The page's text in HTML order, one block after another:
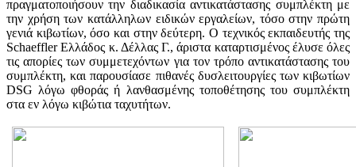
πραγματοποιήσουν την διαδικασία αντικατάστασης συμπλέκτη με
την χρήση των κατάλληλων ειδικών εργαλείων, τόσο στην πρώτη
γενιά κιβωτίων, όσο και στην δεύτερη. Ο τεχνικός εκπαιδευτής της
Schaeffler Ελλάδος κ. Δέλλας Γ., άριστα καταρτισμένος έλυσε όλες
τις απορίες των συμμετεχόντων για τον τρόπο αντικατάστασης του
συμπλέκτη, και παρουσίασε πιθανές δυσλειτουργίες των κιβωτίων
DSG λόγω φθοράς ή λανθασμένης τοποθέτησης του συμπλέκτη
στα εν λόγω κιβώτια ταχυτήτων.